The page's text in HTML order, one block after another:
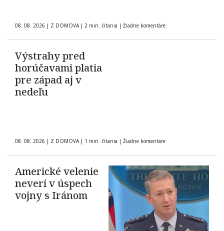
08. 08. 2026 | Z DOMOVA | 2 min. čítania | Žiadne komentáre
Výstrahy pred
horúčavami platia
pre západ aj v
nedeľu
08. 08. 2026 | Z DOMOVA | 1 min. čítania | Žiadne komentáre
Americké velenie
neverí v úspech
vojny s Iránom